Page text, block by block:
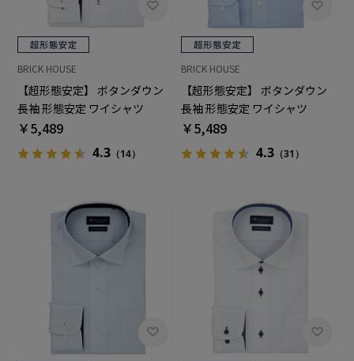
BRICK HOUSE
【超形態安定】 ボタンダウン
長袖 形態安定 ワイシャツ
￥5,489
4.3（14）
BRICK HOUSE
【超形態安定】 ボタンダウン
長袖 形態安定 ワイシャツ
￥5,489
4.3 （31）